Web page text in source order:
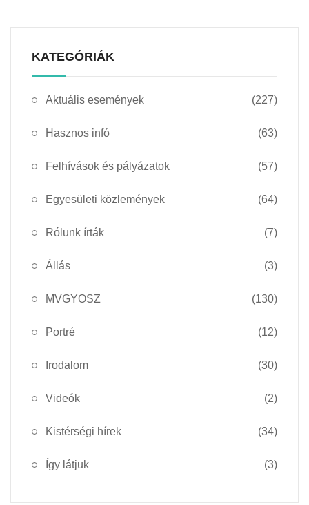
KATEGÓRIÁK
Aktuális események (227)
Hasznos infó (63)
Felhívások és pályázatok (57)
Egyesületi közlemények (64)
Rólunk írták (7)
Állás (3)
MVGYOSZ (130)
Portré (12)
Irodalom (30)
Videók (2)
Kistérségi hírek (34)
Így látjuk (3)